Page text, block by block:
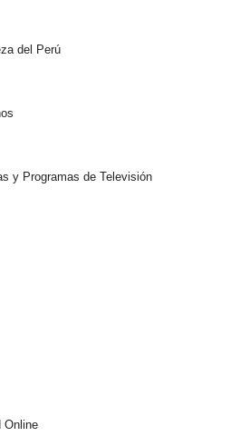
del Perú
y Programas de Televisión
Online